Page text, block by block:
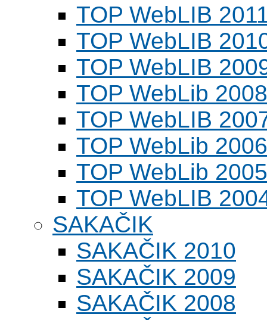
TOP WebLIB
TOP WebLIB
TOP WebLIB
TOP WebLib 2008
TOP WebLIB
TOP WebLib 2006
TOP WebLib 2005
TOP WebLIB
SAKAČIK
SAKAČIK 2010
SAKAČIK 2009
SAKAČIK 2008